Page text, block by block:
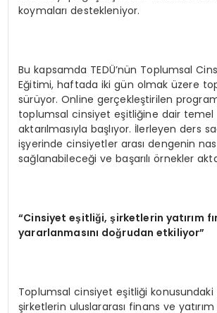
koymaları destekleniyor.
Bu kapsamda TEDÜ’nün Toplumsal
Eğitimi, haftada iki gün olmak üzere
sürüyor. Online gerçekleştirilen
toplumsal cinsiyet eşitliğine dair temel
aktarılmasıyla başlıyor. İlerleyen ders
işyerinde cinsiyetler arası dengenin
sağlanabileceği ve başarılı örnekler
“Cinsiyet eşitliği, şirketlerin yatırım
yararlanmasını doğrudan etkiliyor”
Toplumsal cinsiyet eşitliği konusundaki
şirketlerin uluslararası finans ve yatırım